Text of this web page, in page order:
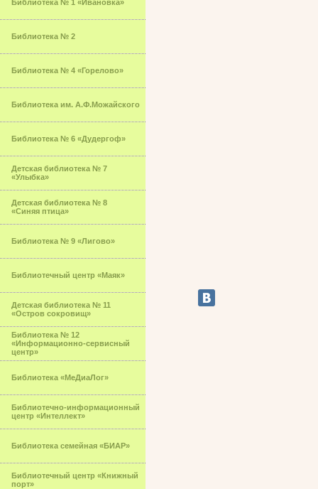
Библиотека № 1 «Ивановка»
Библиотека № 2
Библиотека № 4 «Горелово»
Библиотека им. А.Ф.Можайского
Библиотека № 6 «Дудергоф»
Детская библиотека № 7
«Улыбка»
Детская библиотека № 8
«Синяя птица»
Библиотека № 9 «Лигово»
Библиотечный центр «Маяк»
Детская библиотека № 11
«Остров сокровищ»
Библиотека № 12
«Информационно-сервисный
центр»
Библиотека «МеДиаЛог»
Библиотечно-информационный
центр «Интеллект»
Библиотека семейная «БИАР»
Библиотечный центр «Книжный
порт»